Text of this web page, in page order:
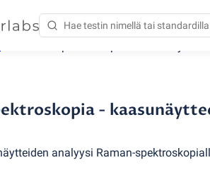
-
analyysi Raman-